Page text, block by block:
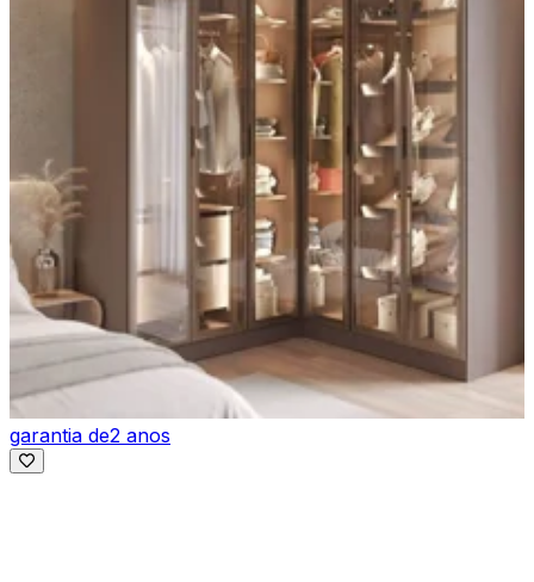
garantia de2 anos